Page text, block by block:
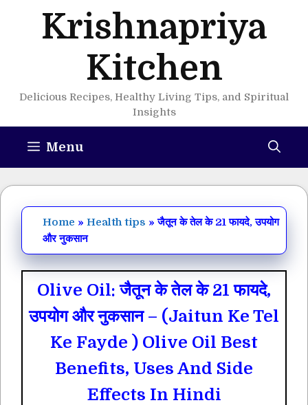
Krishnapriya
Kitchen
Delicious Recipes, Healthy Living Tips, and Spiritual
Insights
Menu
Home » Health tips »जैतून के तेल के 21 फायदे, उपयोग
और नुकसान
Olive Oil: जैतून के तेल के 21 फायदे,
उपयोग और नुकसान – (Jaitun Ke Tel
Ke Fayde ) Olive Oil Best
Benefits, Uses And Side
Effects In Hindi